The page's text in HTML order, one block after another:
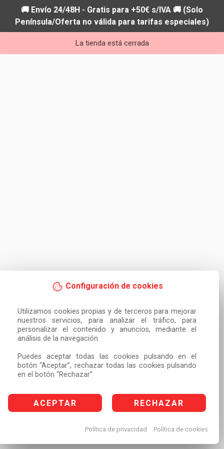
Configuración de cookies
Utilizamos cookies propias y de terceros para mejorar
nuestros servicios, para analizar el tráfico, para
personalizar el contenido y anuncios, mediante el
análisis de la navegación.
Puedes aceptar todas las cookies pulsando en el
botón “Aceptar”, rechazar todas las cookies pulsando
en el botón “Rechazar”
ACEPTAR RECHAZAR
Política de privacidad Política de cookies
🚚 Envío 24/48H - Gratis para +50€ s/IVA 🚚 (Solo
Península/Oferta no válida para tarifas especiales)
La tienda está cerrada